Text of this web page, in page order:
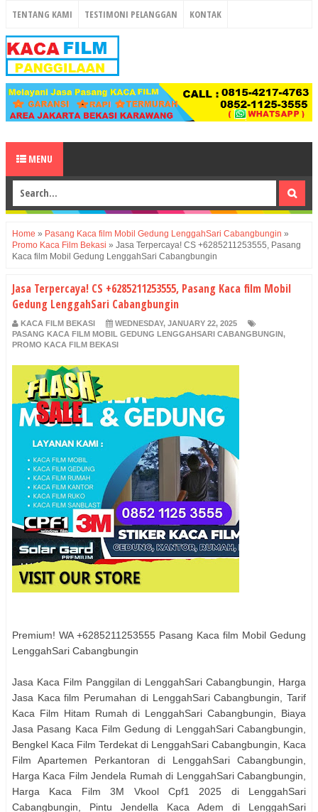
TENTANG KAMI TESTIMONI PELANGGAN KONTAK
MENU
Home » Pasang Kaca film Mobil Gedung LenggahSari Cabangbungin »
Promo Kaca Film Bekasi » Jasa Terpercaya! CS +6285211253555, Pasang
Kaca film Mobil Gedung LenggahSari Cabangbungin
Jasa Terpercaya! CS +6285211253555, Pasang Kaca film Mobil
Gedung LenggahSari Cabangbungin
KACA FILM BEKASI
WEDNESDAY, JANUARY 22, 2025
PASANG KACA FILM MOBIL GEDUNG LENGGAHSARI CABANGBUNGIN,
PROMO KACA FILM BEKASI
Premium! WA +6285211253555 Pasang Kaca film Mobil Gedung
LenggahSari Cabangbungin
Jasa Kaca Film Panggilan di LenggahSari Cabangbungin, Harga
Jasa Kaca film Perumahan di LenggahSari Cabangbungin, Tarif
Kaca Film Hitam Rumah di LenggahSari Cabangbungin, Biaya
Jasa Pasang Kaca Film Gedung di LenggahSari Cabangbungin,
Bengkel Kaca Film Terdekat di LenggahSari Cabangbungin, Kaca
Film Apartemen Perkantoran di LenggahSari Cabangbungin,
Harga Kaca Film Jendela Rumah di LenggahSari Cabangbungin,
Harga Kaca Film 3M Vkool Cpf1 2025 di LenggahSari
Cabangbungin, Pintu Jendella Kaca Adem di LenggahSari